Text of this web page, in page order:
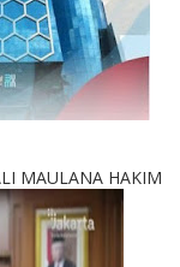
MAULANA HAKIM